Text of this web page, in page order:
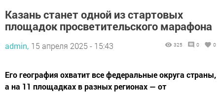
Казань станет одной из стартовых
площадок просветительского марафона
admin, 15 апреля 2025 - 15:43 325 0 0
Его география охватит все федеральные округа страны,
а на 11 площадках в разных регионах — от